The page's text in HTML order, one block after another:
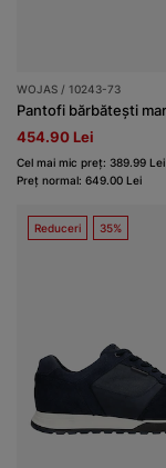
WOJAS / 10243-73
454.90 Lei
Cel mai mic preț: 389.99 Lei
Preț normal: 649.00 Lei
Reduceri 35%